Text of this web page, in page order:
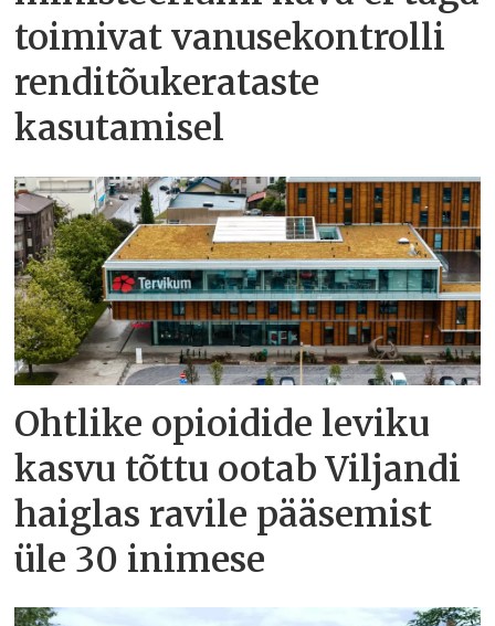
toimivat vanusekontrolli
renditõukerataste
kasutamisel
Ohtlike opioidide leviku
kasvu tõttu ootab Viljandi
haiglas ravile pääsemist
üle 30 inimese